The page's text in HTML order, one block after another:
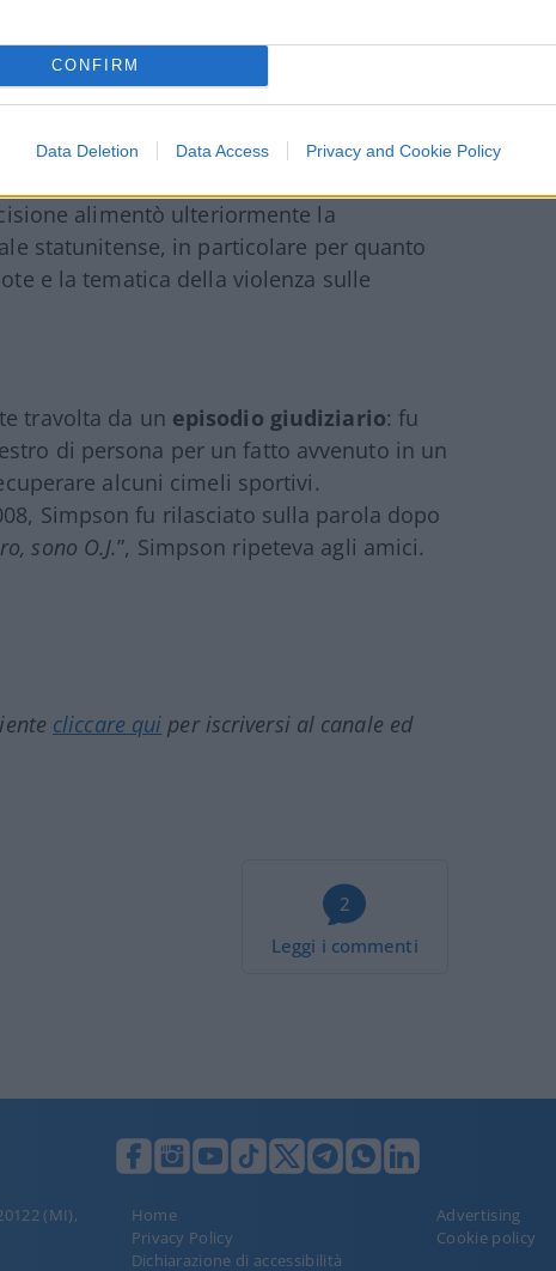
CONFIRM
Data Deletion Data Access Privacy and Cookie Policy
un ruolo chiave.
lì. Un successivo
responsabile delle morti e
alimentò ulteriormente la
statunitense, in particolare per quanto
e la tematica della violenza sulle
travolta da un episodio giudiziario: fu
di persona per un fatto avvenuto in un
alcuni cimeli sportivi.
Simpson fu rilasciato sulla parola dopo
sono O.J.”, Simpson ripeteva agli amici.
cliccare qui per iscriversi al canale ed
2
Leggi i commenti
(MI),
Home Advertising
Privacy Policy
Cookie policy
Dichiarazione di accessibilità